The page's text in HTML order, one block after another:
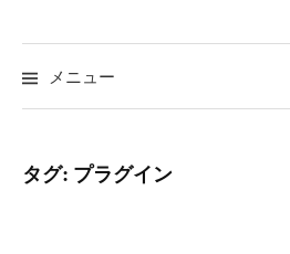
メニュー
タグ: プラグイン